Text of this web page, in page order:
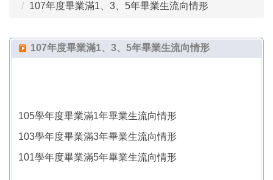
107年度畢業滿1、3、5年畢業生流向情形
107年度畢業滿1、3、5年畢業生流向情形
105學年度畢業滿1年畢業生流向情形
103學年度畢業滿3年畢業生流向情形
101學年度畢業滿5年畢業生流向情形